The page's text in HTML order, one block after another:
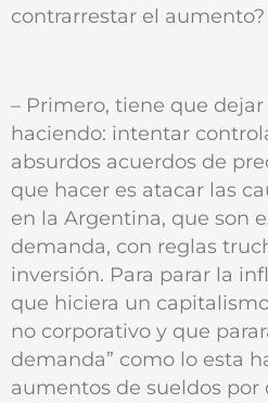
contrarrestar el aumento?
– Primero, tiene que
haciendo: intentar
absurdos acuerdos de
que hacer es atacar las
en la Argentina, que son
demanda, con reglas
inversión. Para parar la
que hiciera un
no corporativo y que
demanda” como lo esta
aumentos de sueldos por